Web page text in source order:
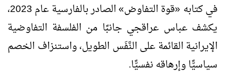
في كتابه «قوة التفاوض» الصادر بالفارسية عام 2023،
يكشف عباس عراقجي جانبًا من الفلسفة التفاوضية
الإيرانية القائمة على النَّفَس الطويل، واستنزاف الخصم
سياسيًّا وإرهاقه نفسيًّا.